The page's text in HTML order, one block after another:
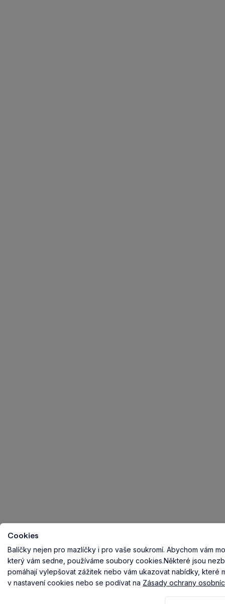
Cookies
Balíčky nejen pro mazlíčky i pro vaše soukromí. Abychom vám
který vám sedne, používáme soubory cookies.Některé jsou
pomáhají vylepšovat zážitek nebo vám ukazovat nabídky, které
v nastavení cookies nebo se podívat na Zásady ochrany